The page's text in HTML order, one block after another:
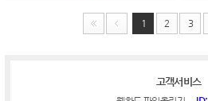
1 2 3
고객서비스